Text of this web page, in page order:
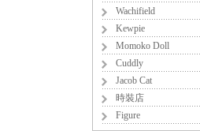
Wachifield
Kewpie
Momoko Doll
Cuddly
Jacob Cat
時裝店
Figure